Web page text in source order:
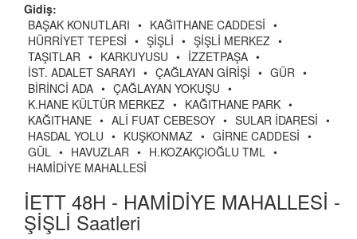
Gidiş:
BAŞAK KONUTLARI • KAĞITHANE CADDESİ •
HÜRRİYET TEPESİ • ŞİŞLİ • ŞİŞLİ MERKEZ •
TAŞITLAR • KARKUYUSU • İZZETPAŞA •
İST. ADALET SARAYI • ÇAĞLAYAN GİRİŞİ • GÜR •
BİRİNCİ ADA • ÇAĞLAYAN YOKUŞU •
K.HANE KÜLTÜR MERKEZ • KAĞITHANE PARK •
KAĞITHANE • ALİ FUAT CEBESOY • SULAR İDARESİ •
HASDAL YOLU • KUŞKONMAZ • GİRNE CADDESİ •
GÜL • HAVUZLAR • H.KOZAKÇIOĞLU TML •
HAMİDİYE MAHALLESİ
İETT 48H - HAMİDİYE MAHALLESİ -
ŞİŞLİ Saatleri